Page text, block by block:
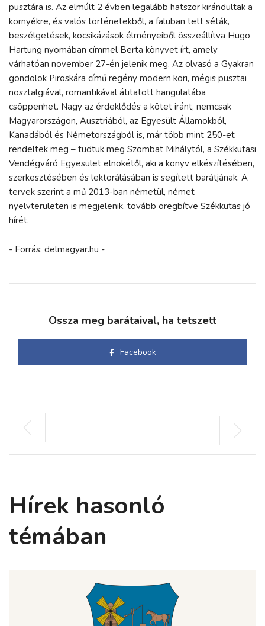
pusztára is. Az elmúlt 2 évben legalább hatszor kirándultak a
környékre, és valós történetekből, a faluban tett séták,
beszélgetések, kocsikázások élményeiből összeállítva Hugo
Hartung nyomában címmel Berta könyvet írt, amely
várhatóan november 27-én jelenik meg. Az olvasó a Gyakran
gondolok Piroskára című regény modern kori, mégis pusztai
nosztalgiával, romantikával átitatott hangulatába
csöppenhet. Nagy az érdeklődés a kötet iránt, nemcsak
Magyarországon, Ausztriából, az Egyesült Államokból,
Kanadából és Németországból is, már több mint 250-et
rendeltek meg – tudtuk meg Szombat Mihálytól, a Székkutasi
Vendégváró Egyesület elnökétől, aki a könyv elkészítésében,
szerkesztésében és lektorálásában is segített barátjának. A
tervek szerint a mű 2013-ban németül, német
nyelvterületen is megjelenik, tovább öregbítve Székkutas jó
hírét.
- Forrás: delmagyar.hu -
Ossza meg barátaival, ha tetszett
Facebook
Hírek hasonló
témában